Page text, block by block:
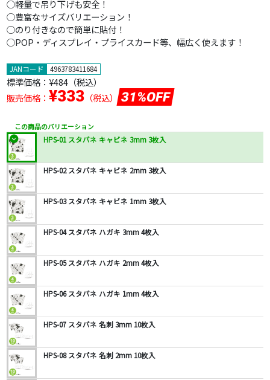
○軽量で吊り下げも安全！
○豊富なサイズバリエーション！
○のり付きなので簡単に貼付！
○POP・ディスプレイ・プライスカード等、幅広く使えます！
JANコード 4963783411684
標準価格： ¥484（税込）
販売価格： ¥333（税込） 31%OFF
この商品のバリエーション
HPS-01 スタパネ キャビネ 3mm 3枚入
HPS-02 スタパネ キャビネ 2mm 3枚入
HPS-03 スタパネ キャビネ 1mm 3枚入
HPS-04 スタパネ ハガキ 3mm 4枚入
HPS-05 スタパネ ハガキ 2mm 4枚入
HPS-06 スタパネ ハガキ 1mm 4枚入
HPS-07 スタパネ 名刺 3mm 10枚入
HPS-08 スタパネ 名刺 2mm 10枚入